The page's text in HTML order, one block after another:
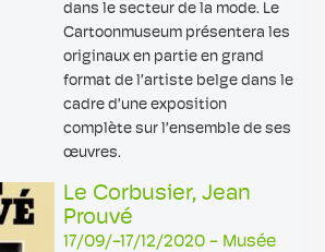
dans le secteur de la mode. Le
Cartoonmuseum présentera les
originaux en partie en grand
format de l’artiste belge dans le
cadre d’une exposition
complète sur l’ensemble de ses
œuvres.
Le Corbusier, Jean
Prouvé
17/09/-17/12/2020 - Musée